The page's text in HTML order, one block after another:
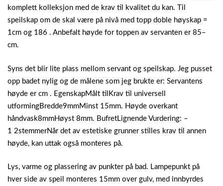
komplett kolleksjon med de krav til kvalitet du kan. Til
speilskap om de skal være på nivå med topp doble høyskap =
1cm og 186 . Anbefalt høyde for toppen av servanten er 85–
cm.
Syns det blir lite plass mellom servant og speilskap. Jeg pusset
opp badet nylig og de målene som jeg brukte er: Servantens
høyde er cm . EgenskapMålt tilKrav til universell
utformingBredde9mmMinst 15mm. Høyde overkant
håndvask8mmHøyst 8mm. BufretLignende Vurdering: –
‎1 2stemmerNår det av estetiske grunner stilles krav til annen
høyde, kan uttak også monteres på.
Lys, varme og plassering av punkter på bad. Lampepunkt på
hver side av speil monteres 15mm over gulv, med innbyrdes